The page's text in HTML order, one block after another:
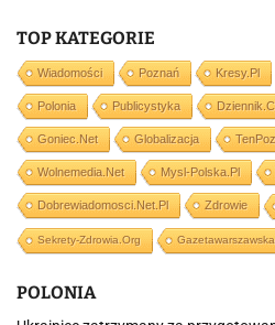
TOP KATEGORIE
Wiadomości Poznań Kresy.pl
Polonia Publicystyka
Goniec.net Globalizacja
Wolnemedia.net Mysl-Polska.pl
Dobrewiadomosci.net.pl Zdrowie
Sekrety-Zdrowia.org
POLONIA